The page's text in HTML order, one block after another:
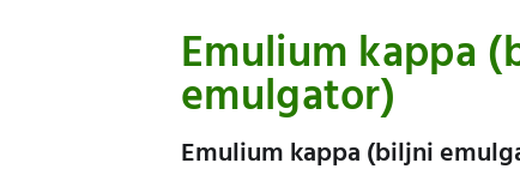
Emulium kappa
emulgator)
Emulium kappa (biljni